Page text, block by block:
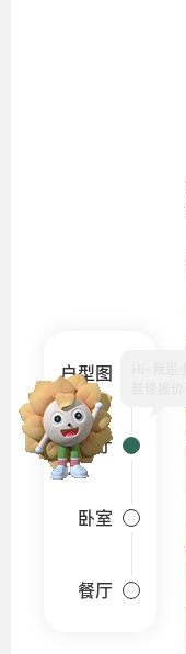
户型图
客厅
卧室
餐厅